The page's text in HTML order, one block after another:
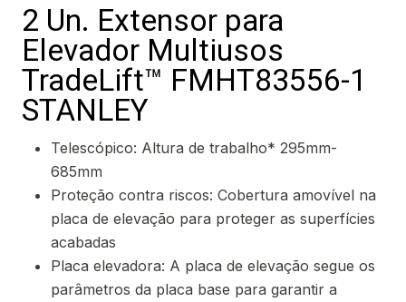
2 Un. Extensor para
Elevador Multiusos
TradeLift™ FMHT83556-1
STANLEY
Telescópico: Altura de trabalho* 295mm-
685mm
Proteção contra riscos: Cobertura amovível na
placa de elevação para proteger as superfícies
acabadas
Placa elevadora: A placa de elevação segue os
parâmetros da placa base para garantir a